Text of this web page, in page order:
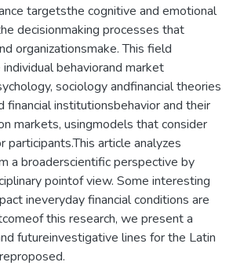
targetsthe cognitive and emotional
decisionmaking processes that
organizationsmake. This field
behaviorand market
sociology andfinancial theories
institutionsbehavior and their
markets, usingmodels that consider
participants.This article analyzes
a broaderscientific perspective by
pointof view. Some interesting
ineveryday financial conditions are
this research, we present a
futureinvestigative lines for the Latin